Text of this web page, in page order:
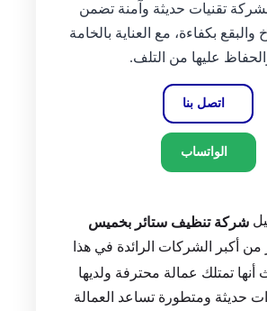
تقنيات حديثة وآمنة تضمن
والبقع بكفاءة، مع العناية بالخامة
عليها من التلف.
اتصل بنا
الواتساب
شركة تنظيف ستائر بخميس
من أكبر الشركات الرائدة في هذا
أنها تمتلك عمالة محترفة ولديها
حديثة ومتطورة تساعد العمالة